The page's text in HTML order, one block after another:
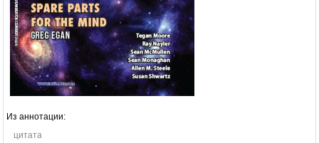
Из аннотации:
цитата